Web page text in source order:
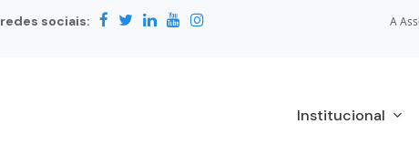
sociais:
A
Institucional